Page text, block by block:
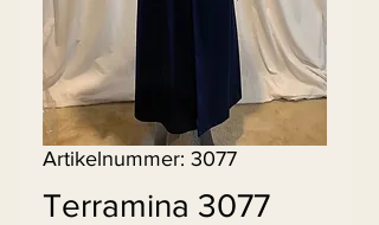
Artikelnummer: 3077
Terramina 3077